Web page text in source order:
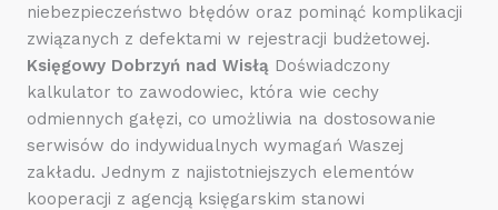
niebezpieczeństwo błędów oraz pominąć komplikacji
związanych z defektami w rejestracji budżetowej.
Księgowy Dobrzyń nad Wisłą Doświadczony
kalkulator to zawodowiec, która wie cechy
odmiennych gałęzi, co umożliwia na dostosowanie
serwisów do indywidualnych wymagań Waszej
zakładu. Jednym z najistotniejszych elementów
kooperacji z agencją księgarskim stanowi